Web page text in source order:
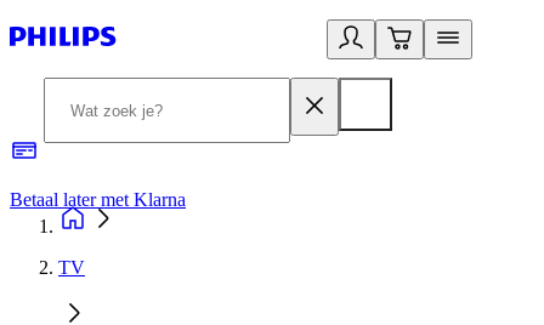
Betaal later met Klarna
TV